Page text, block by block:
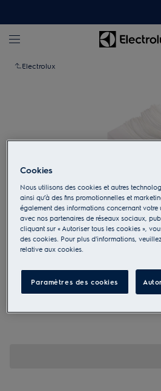
Electrolux
Appuyez pour
M2CKCF16U
Cheminée
Cookies
Nous utilisons des cookies et autres
ainsi qu’à des fins promotionnelles et
également des informations concernant votre
avec nos partenaires de réseaux sociaux,
cliquant sur « Autoriser tous les cookies »,
des cookies. Pour plus d'informations,
relative aux cookies.
Paramètres des cookies